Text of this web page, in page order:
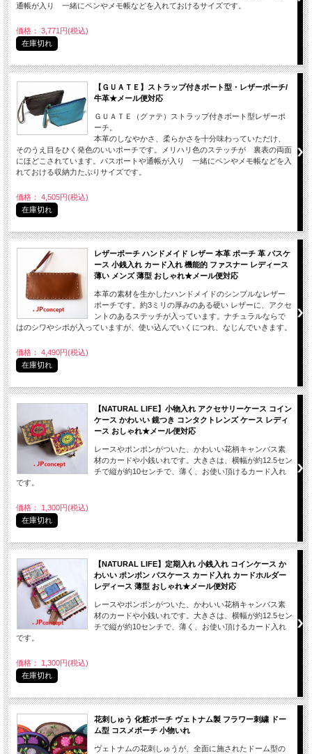
通帳が入り 一緒にペンやメモ帳などを入れておけるサイズです。
価格： 3,771円(税込)
在庫切れ
【ＧＵＡＴＥ】ストラップ付きボート型・レザーポーチ/
牛革★メール便対応
ＧＵＡＴＥ（グァテ）ストラップ付きボート型レザーポ
ーチ。
本革のしなやかさ、柔らかさを十分味わっていただけ、
そのうえ目をひく発色のいいポーチです。メリハリ色のステッチが 裏表の両面
にほどこされています。パスポートや通帳が入り 一緒にペンやメモ帳などを入
れておける収納力たぷりサイズです。
価格： 4,505円(税込)
在庫切れ
レザーポーチ ハンドメイド レザー 本革 ポーチ 革 パスケ
ース 小銭入れ カード入れ 機能的 ファスナー レディース
薄い メンズ 薄型 おしゃれ★メール便対応
本革の素材を生かしたハンドメイドのシンプルなレザー
ポーチです。約3ミリの厚みのある硬い レザーに、アクセ
ントのあるステッチが入っています。ナチュラルならで
はのシワやシボが入っていますが、使い込んでいくにつれ、なじんでいきます。
価格： 4,490円(税込)
在庫切れ
【NATURAL LIFE】小物入れ アクセサリーケース コイン
ケース かわいい 鏡つき コンタクトレンズ ケース レディ
ース おしゃれ★メール便対応
レースやポンポンがついた、かわいい花柄キャンバス素
材のカードや小銭いれです。大きさは、横幅が約12.5セン
チで縦が約10センチで、薄く、お使い頂けるカード入れ
です。
価格： 1,300円(税込)
在庫切れ
【NATURAL LIFE】定期入れ 小銭入れ コインケース か
わいい ポンポン パスケース カード入れ カードホルダー
レディース 薄型 おしゃれ★メール便対応
レースやポンポンがついた、かわいい花柄キャンバス素
材のカードや小銭いれです。大きさは、横幅が約12.5セン
チで縦が約10センチで、薄く、お使い頂けるカード入れ
です。
価格： 1,300円(税込)
在庫切れ
花刺しゅう 化粧ポーチ ヴェトナム製 フラワー刺繍 ドー
ム型 コスメポーチ 小物いれ
ヴェトナムの花刺しゅうが、全面に施されたドーム型の